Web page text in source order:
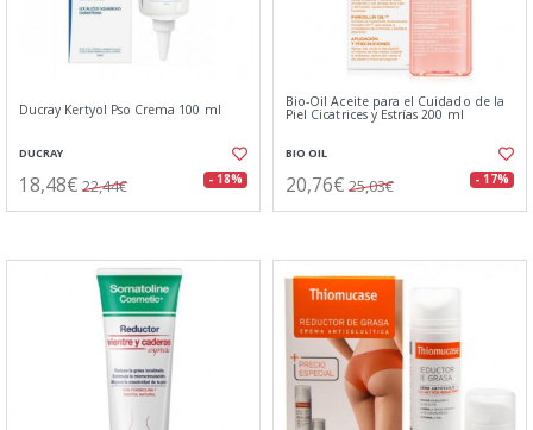
Ducray Kertyol Pso Crema 100 ml
DUCRAY
18,48€ 22,44€ - 18%
Bio-Oil Aceite para el Cuidado de la
Piel Cicatrices y Estrías 200 ml
BIO OIL
20,76€ 25,03€ - 17%